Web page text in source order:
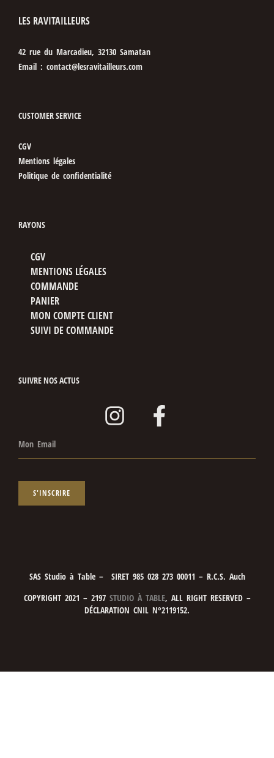
LES RAVITAILLEURS
42 rue du Marcadieu, 32130 Samatan
Email : contact@lesravitailleurs.com
CUSTOMER SERVICE
CGV
Mentions légales
Politique de confidentialité
RAYONS
CGV
MENTIONS LÉGALES
COMMANDE
PANIER
MON COMPTE CLIENT
SUIVI DE COMMANDE
SUIVRE NOS ACTUS
S'INSCRIRE
SAS Studio à Table – SIRET 985 028 273 00011 – R.C.S. Auch
COPYRIGHT 2021 – 2197STUDIO À TABLE, ALL RIGHT RESERVED –
DÉCLARATION CNIL N°2119152.